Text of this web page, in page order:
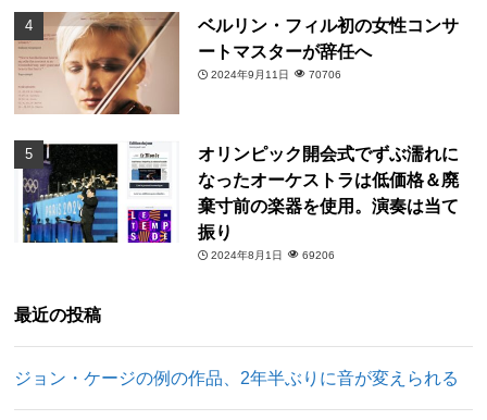
ベルリン・フィル初の女性コンサ
ートマスターが辞任へ
2024年9月11日 70706
オリンピック開会式でずぶ濡れに
なったオーケストラは低価格＆廃
棄寸前の楽器を使用。演奏は当て
振り
2024年8月1日 69206
最近の投稿
ジョン・ケージの例の作品、2年半ぶりに音が変えられる